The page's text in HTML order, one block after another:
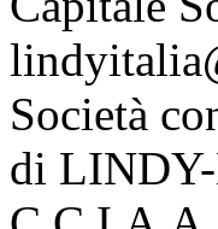
Società
di